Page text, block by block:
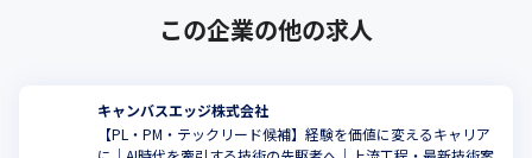
この企業の他の求人
キャンバスエッジ株式会社
【PL・PM・テックリード候補】経験を価値に変えるキャリア